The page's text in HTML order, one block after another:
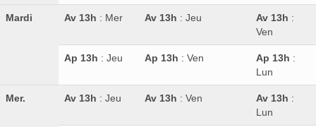
Mardi Av 13h : Mer Av 13h : Jeu Av 13h :
Ven
Ap 13h : Jeu Ap 13h : Ven Ap 13h :
Lun
Mer. Av 13h : Jeu Av 13h : Ven Av 13h :
Lun